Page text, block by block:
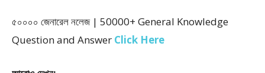
৫০০০০ জেনারেল নলেজ | 50000+ General Knowledge
Question and Answer Click Here